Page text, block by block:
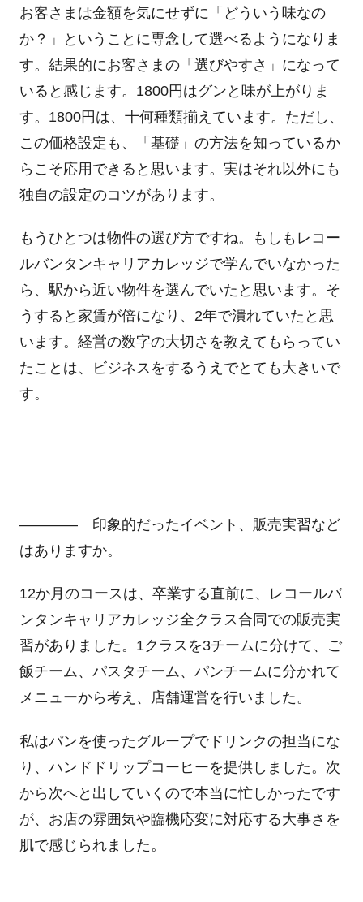
お客さまは金額を気にせずに「どういう味なの
か？」ということに専念して選べるようになりま
す。結果的にお客さまの「選びやすさ」になって
いると感じます。1800円はグンと味が上がりま
す。1800円は、十何種類揃えています。ただし、
この価格設定も、「基礎」の方法を知っているか
らこそ応用できると思います。実はそれ以外にも
独自の設定のコツがあります。
もうひとつは物件の選び方ですね。もしもレコー
ルバンタンキャリアカレッジで学んでいなかった
ら、駅から近い物件を選んでいたと思います。そ
うすると家賃が倍になり、2年で潰れていたと思
います。経営の数字の大切さを教えてもらってい
たことは、ビジネスをするうえでとても大きいで
す。
―――― 印象的だったイベント、販売実習など
はありますか。
12か月のコースは、卒業する直前に、レコールバ
ンタンキャリアカレッジ全クラス合同での販売実
習がありました。1クラスを3チームに分けて、ご
飯チーム、パスタチーム、パンチームに分かれて
メニューから考え、店舗運営を行いました。
私はパンを使ったグループでドリンクの担当にな
り、ハンドドリップコーヒーを提供しました。次
から次へと出していくので本当に忙しかったです
が、お店の雰囲気や臨機応変に対応する大事さを
肌で感じられました。